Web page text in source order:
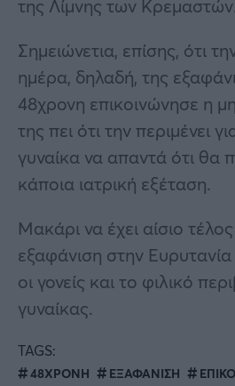
της Λίμνης των Κρεμαστών.
Σημειώνετια, επίσης, ότι
ημέρα, δηλαδή, της
48χρονη επικοινώνησε η
της πει ότι την περιμένει
γυναίκα να απαντά ότι θα
κάποια ιατρική εξέταση.
Μακάρι να έχει αίσιο
εξαφάνιση στην
οι γονείς και το φιλικό
γυναίκας.
TAGS:
48ΧΡΟΝΗ ΕΞΑΦΑΝΙΣΗ